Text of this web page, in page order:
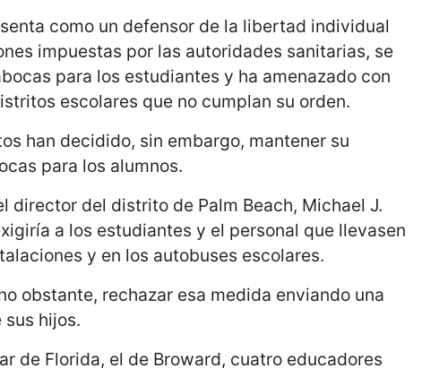
como un defensor de la libertad individual
impuestas por las autoridades sanitarias, se
para los estudiantes y ha amenazado con
escolares que no cumplan su orden.
han decidido, sin embargo, mantener su
para los alumnos.
director del distrito de Palm Beach, Michael J.
a los estudiantes y el personal que llevasen
y en los autobuses escolares.
obstante, rechazar esa medida enviando una
hijos.
de Florida, el de Broward, cuatro educadores